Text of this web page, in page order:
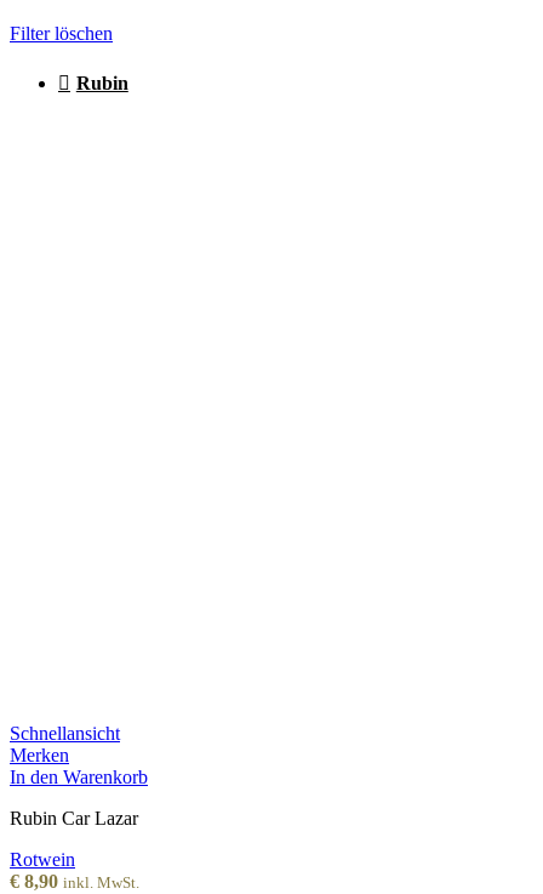
Filter löschen
Rubin
Schnellansicht
Merken
In den Warenkorb
Rubin Car Lazar
Rotwein
€ 8,90 inkl. MwSt.